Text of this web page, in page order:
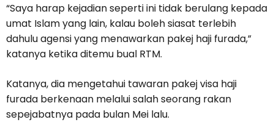
“Saya harap kejadian seperti ini tidak berulang kepada
umat Islam yang lain, kalau boleh siasat terlebih
dahulu agensi yang menawarkan pakej haji furada,”
katanya ketika ditemu bual RTM.
Katanya, dia mengetahui tawaran pakej visa haji
furada berkenaan melalui salah seorang rakan
sepejabatnya pada bulan Mei lalu.